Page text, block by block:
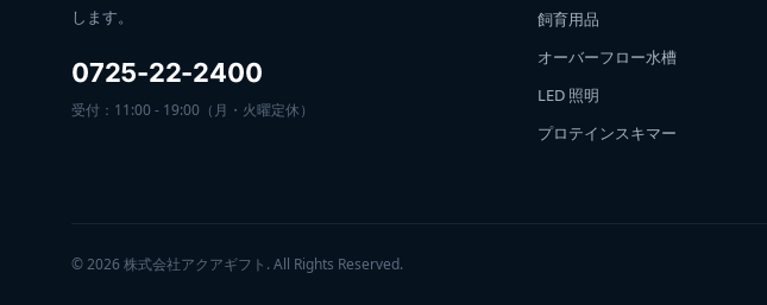
します。
0725-22-2400
受付：11:00 - 19:00（月・火曜定休）
飼育用品
オーバーフロー水槽
LED 照明
プロテインスキマー
© 2026 株式会社アクアギフト. All Rights Reserved.